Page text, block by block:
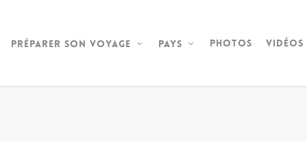
Préparer son voyage Pays Photos Vidéos